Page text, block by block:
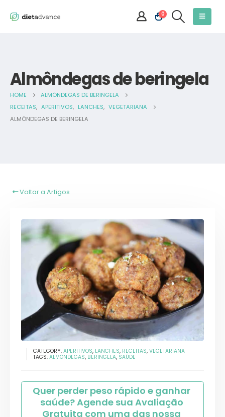
0
Almôndegas de beringela
HOME
ALMÔNDEGAS DE BERINGELA
RECEITAS, APERITIVOS, LANCHES, VEGETARIANA
ALMÔNDEGAS DE BERINGELA
Voltar a Artigos
CATEGORY: APERITIVOS, LANCHES, RECEITAS, VEGETARIANA
TAGS: ALMÔNDEGAS, BERINGELA, SAÚDE
Quer perder peso rápido e ganhar
saúde? Agende sua Avaliação
Gratuita com uma das nossa